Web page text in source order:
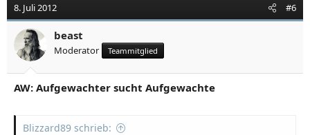
8. Juli 2012 #6
beast
Moderator Teammitglied
AW: Aufgewachter sucht Aufgewachte
Blizzard89 schrieb: